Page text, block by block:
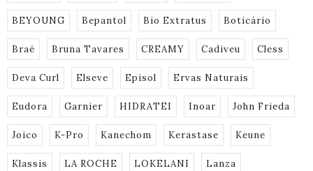
BEYOUNG Bepantol Bio Extratus Boticário
Braé Bruna Tavares CREAMY Cadiveu Cless
Deva Curl Elseve Episol Ervas Naturais
Eudora Garnier HIDRATEI Inoar John Frieda
Joico K-Pro Kanechom Kerastase Keune
Klassis LA ROCHE LOKELANI Lanza